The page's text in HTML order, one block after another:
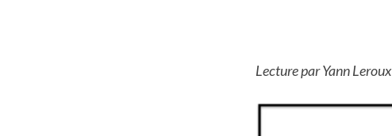
Lecture par Yann Leroux